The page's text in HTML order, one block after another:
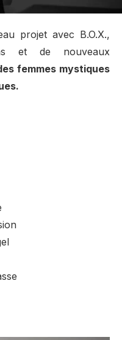
projet avec B.O.X.,
et de nouveaux
femmes mystiques